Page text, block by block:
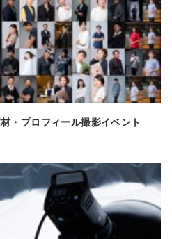
・プロフィール撮影イベント